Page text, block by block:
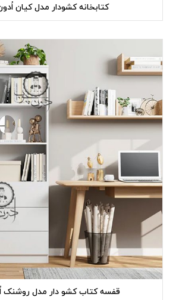
کتابخانه کشودار مدل کیان
قفسه کتاب کشو دار مدل روشنک